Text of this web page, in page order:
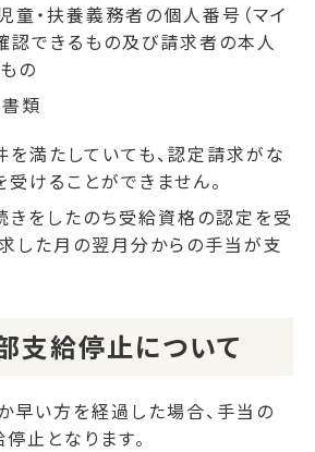
童・扶養義務者の個人番号（マイ
認できるもの及び請求者の本人
の
類
満たしていても、認定請求がな
けることができません。
をしたのち受給資格の認定を受
した月の翌月分からの手当が支
支給停止について
早い方を経過した場合、手当の
止となります。